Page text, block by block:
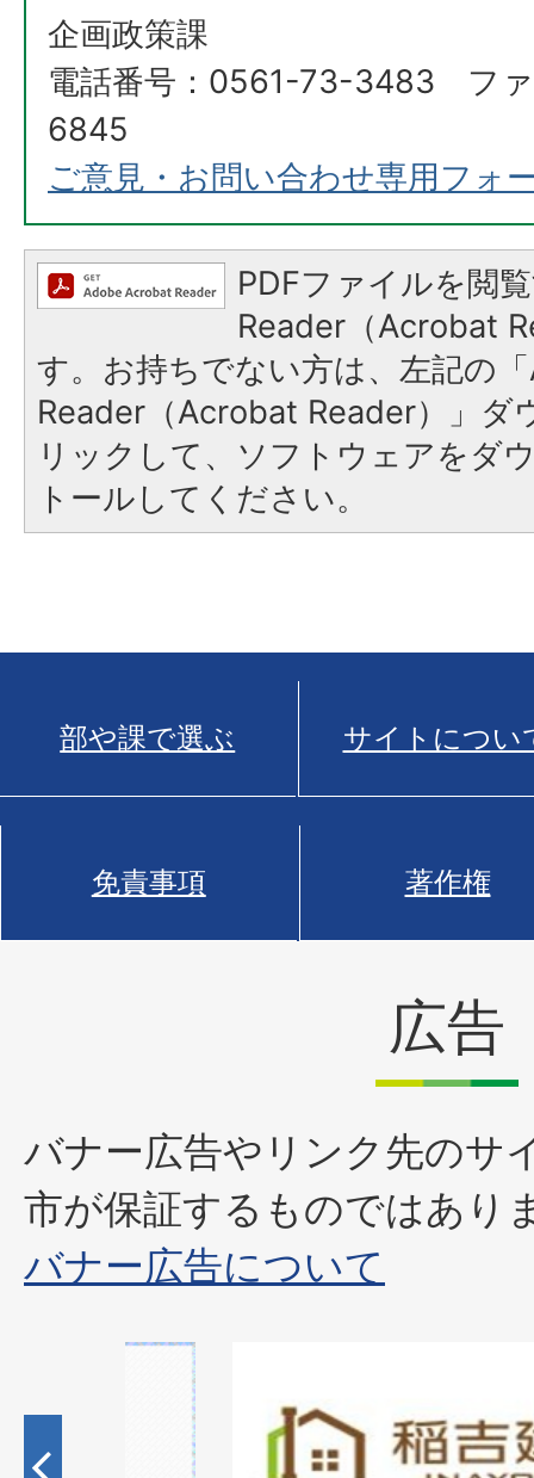
企画政策課
電話番号：0561-73-3483 フ
6845
ご意見・お問い合わせ専用フォ
PDFファイルを閲
Reader（Acrobat
す。お持ちでない方は、左記の
Reader（Acrobat Reader）」ダ
リックして、ソフトウェアをダ
トールしてください。
部や課で選ぶ サイトについ
免責事項 著作権
広告
バナー広告やリンク先のサ
市が保証するものではあり
バナー広告について
枚